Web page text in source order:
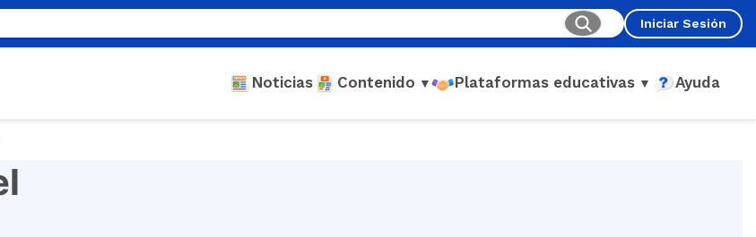
Iniciar Sesión
Noticias Contenido ▼ Plataformas educativas ▼ Ayuda